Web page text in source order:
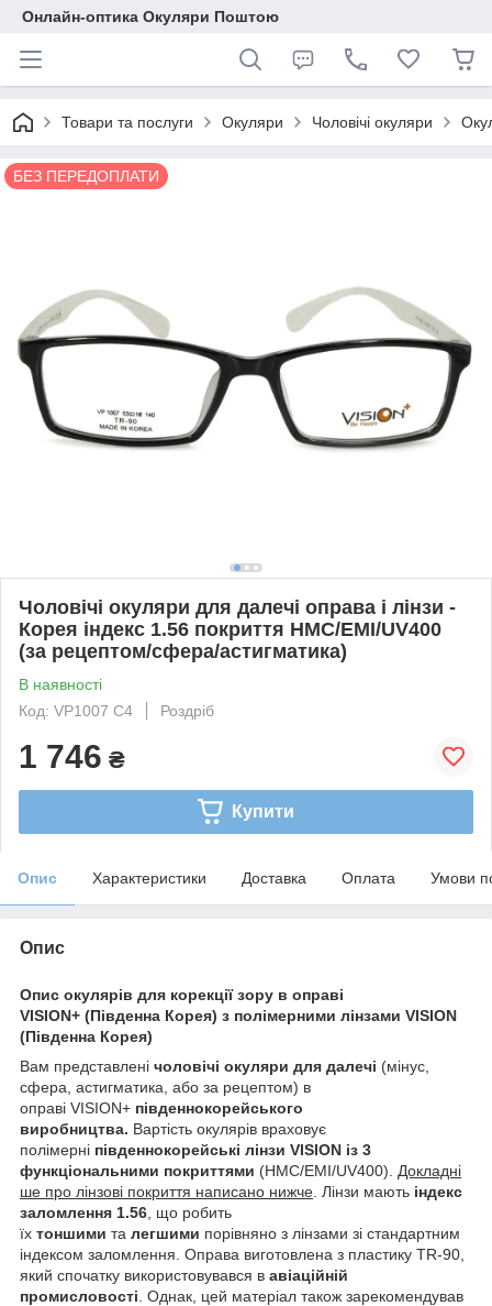
Онлайн-оптика Окуляри Поштою
Товари та послуги Окуляри Чоловічі окуляри
БЕЗ ПЕРЕДОПЛАТИ
Чоловічі окуляри для далечі оправа і лінзи -
Корея індекс 1.56 покриття HMC/EMI/UV400
(за рецептом/сфера/астигматика)
В наявності
Код: VP1007 C4
Роздріб
1 746 ₴
Купити
Опис Характеристики Доставка Оплата Умови
Опис
Опис окулярів для корекції зору в оправі
VISION+ (Південна Корея) з полімерними лінзами VISION
(Південна Корея)
Вам представлені чоловічі окуляри для далечі (мінус,
сфера, астигматика, або за рецептом) в
оправі VISION+ південнокорейського
виробництва. Вартість окулярів враховує
полімерні південнокорейські лінзи VISION із 3
функціональними покриттями (HMC/EMI/UV400). Докладні
ше про лінзові покриття написано нижче . Лінзи мають індекс
заломлення 1.56 , що робить
їх тоншими та легшими порівняно з лінзами зі стандартним
індексом заломлення. Оправа виготовлена з пластику TR-90,
який спочатку використовувався в авіаційній
промисловості . Однак, цей матеріал також зарекомендував